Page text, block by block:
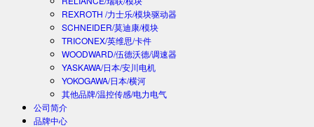
REXROTH /力士乐/模块驱动器
SCHNEIDER/莫迪康/模块
TRICONEX/英维思/卡件
WOODWARD/伍德沃德/调速器
YASKAWA/日本/安川电机
YOKOGAWA/日本/横河
其他品牌/温控传感/电力电气
公司简介
品牌中心